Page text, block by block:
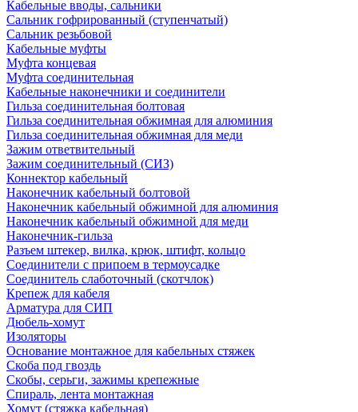
Кабельные вводы, сальники
Сальник гофрированный (ступенчатый)
Сальник резьбовой
Кабельные муфты
Муфта концевая
Муфта соединительная
Кабельные наконечники и соединители
Гильза соединительная болтовая
Гильза соединительная обжимная для алюминия
Гильза соединительная обжимная для меди
Зажим ответвительный
Зажим соединительный (СИЗ)
Коннектор кабельный
Наконечник кабельный болтовой
Наконечник кабельный обжимной для алюминия
Наконечник кабельный обжимной для меди
Наконечник-гильза
Разъем штекер, вилка, крюк, штифт, кольцо
Соединители с припоем в термоусадке
Соединитель слаботочный (скотчлок)
Крепеж для кабеля
Арматура для СИП
Дюбель-хомут
Изоляторы
Основание монтажное для кабельных стяжек
Скоба под гвоздь
Скобы, серьги, зажимы крепежные
Спираль, лента монтажная
Хомут (стяжка кабельная)